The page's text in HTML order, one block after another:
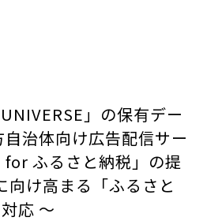
」の保有デー
治体向け広告配信サー
for ふるさと納税」の提
向け高まる「ふるさと
応 〜